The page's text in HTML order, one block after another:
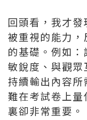
回頭看，我才
被重視的能力
的基礎。例如
敏銳度、與觀
持續輸出內容
難在考試卷上
裏卻非常重要。